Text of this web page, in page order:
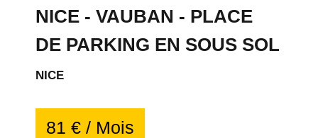
NICE - VAUBAN - PLACE
DE PARKING EN SOUS SOL
NICE
81 € / Mois